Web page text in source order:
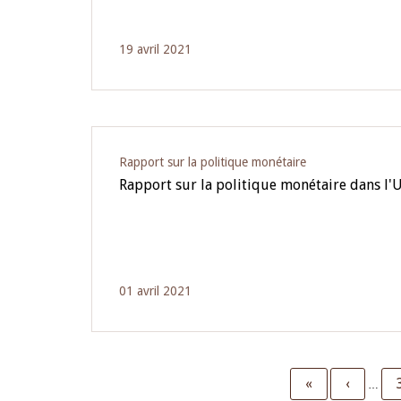
19 avril 2021
Rapport sur la politique monétaire
Rapport sur la politique monétaire dans
01 avril 2021
First
«
Previous
‹ …